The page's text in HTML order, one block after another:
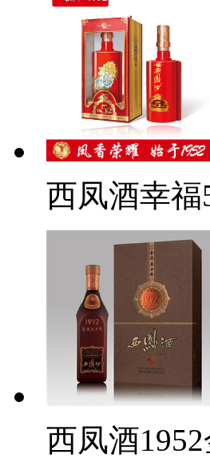
西凤酒幸福
西凤酒